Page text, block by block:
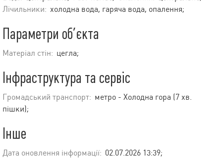
Лічильники: холодна вода, гаряча вода, опалення;
Параметри об’єкта
Матеріал стін: цегла;
Інфраструктура та сервіс
Громадський транспорт: метро - Холодна гора (7 хв.
пішки);
Інше
Дата оновлення інформації: 02.07.2026 13:39;